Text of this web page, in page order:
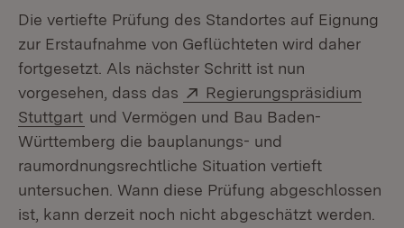
Die vertiefte Prüfung des Standortes auf Eignung
zur Erstaufnahme von Geflüchteten wird daher
fortgesetzt. Als nächster Schritt ist nun
vorgesehen, dass das
Extern:
Regierungspräsidium
Stuttgart (Öffnet in neuem Fenster)
und Vermögen und Bau Baden-
Württemberg die bauplanungs- und
raumordnungsrechtliche Situation vertieft
untersuchen. Wann diese Prüfung abgeschlossen
ist, kann derzeit noch nicht abgeschätzt werden.